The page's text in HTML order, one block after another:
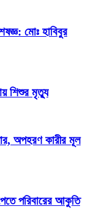
মোঃ হাবিবুর
শিশুর মৃত্যু
অপহরণ কারীর মূল
পরিবারের আকুতি